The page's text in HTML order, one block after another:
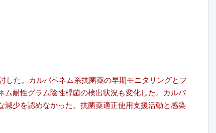
た。カルバペネム系抗菌薬の早期モニタリングとフ
耐性グラム陰性桿菌の検出状況も変化した。カルバ
少を認めなかった。抗菌薬適正使用支援活動と感染